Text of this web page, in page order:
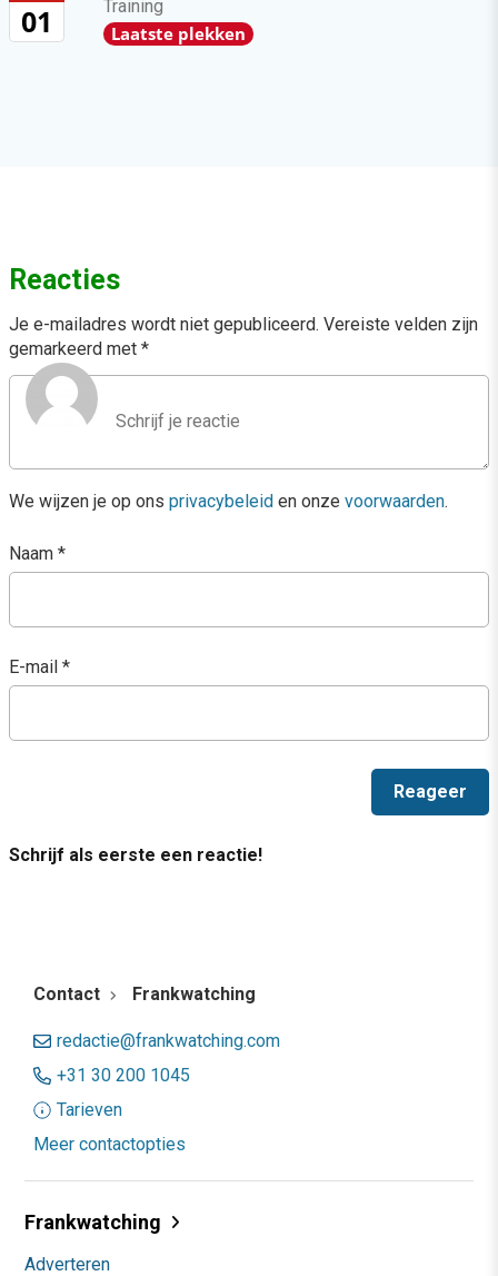
01 Training
Laatste plekken
Reacties
Je e-mailadres wordt niet gepubliceerd. Vereiste velden zijn
gemarkeerd met *
We wijzen je op ons privacybeleid en onze voorwaarden.
Naam *
E-mail *
Schrijf als eerste een reactie!
Contact Frankwatching
redactie@frankwatching.com
+31 30 200 1045
Tarieven
Meer contactopties
Frankwatching
Adverteren